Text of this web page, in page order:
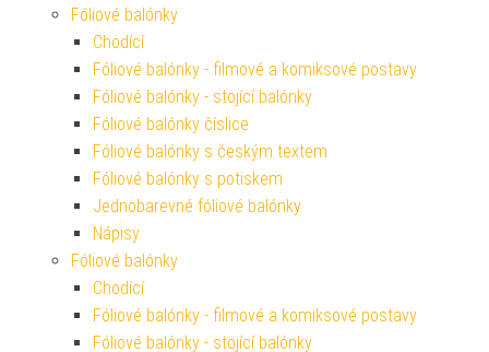
Fóliové balónky
Chodící
Fóliové balónky - filmové a komiksové postavy
Fóliové balónky - stojící balónky
Fóliové balónky číslice
Fóliové balónky s českým textem
Fóliové balónky s potiskem
Jednobarevné fóliové balónky
Nápisy
Fóliové balónky
Chodící
Fóliové balónky - filmové a komiksové postavy
Fóliové balónky - stojící balónky